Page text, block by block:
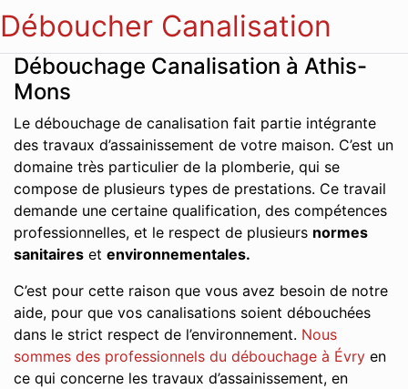
Déboucher Canalisation
Débouchage Canalisation à Athis-
Mons
Le débouchage de canalisation fait partie intégrante
des travaux d’assainissement de votre maison. C’est un
domaine très particulier de la plomberie, qui se
compose de plusieurs types de prestations. Ce travail
demande une certaine qualification, des compétences
professionnelles, et le respect de plusieurs normes
sanitaires et environnementales.
C’est pour cette raison que vous avez besoin de notre
aide, pour que vos canalisations soient débouchées
dans le strict respect de l’environnement. Nous
sommes des professionnels du débouchage à Évry en
ce qui concerne les travaux d’assainissement, en